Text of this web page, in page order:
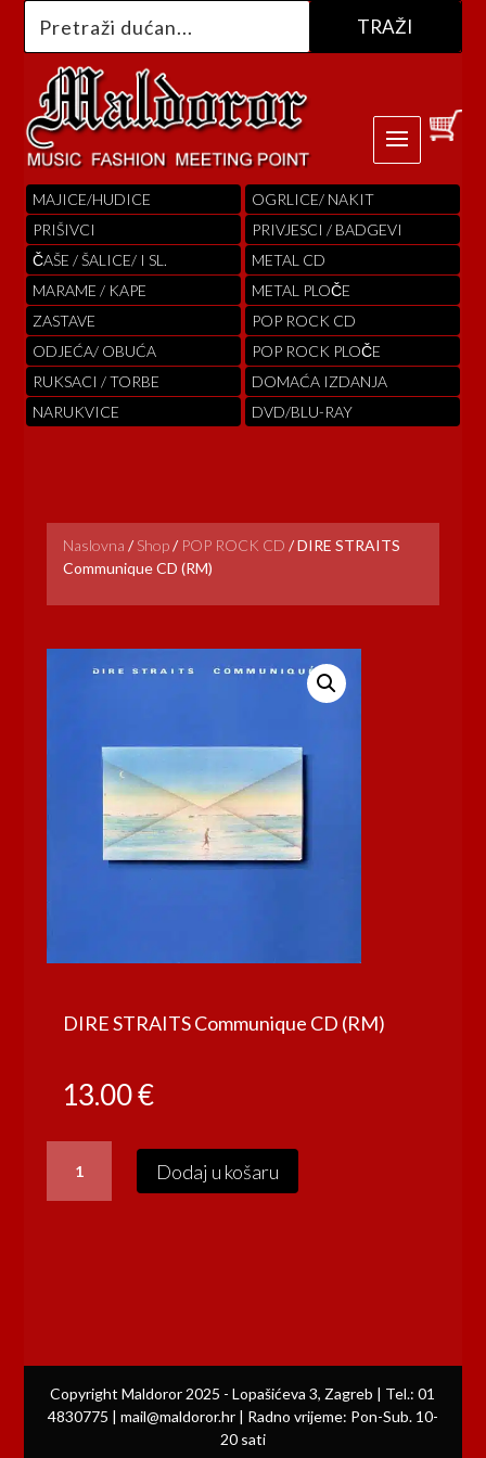
MAJICE/HUDICE
PRIŠIVCI
ČAŠE / ŠALICE/ I SL.
MARAME / KAPE
ZASTAVE
ODJEĆA/ OBUĆA
RUKSACI / TORBE
NARUKVICE
OGRLICE/ NAKIT
PRIVJESCI / BADGEVI
METAL CD
METAL PLOČE
POP ROCK CD
POP ROCK PLOČE
DOMAĆA IZDANJA
DVD/BLU-RAY
Naslovna / Shop/ POP ROCK CD /DIRE STRAITS
Communique CD (RM)
DIRE STRAITS Communique CD (RM)
13.00€
STRAITS
Communique
Dodaj u košaru
Copyright Maldoror 2025 - Lopašićeva 3, Zagreb | Tel.: 01
4830775 | mail@maldoror.hr | Radno vrijeme: Pon-Sub. 10-
20 sati